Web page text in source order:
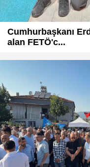
Cumhurbaşkanı
alan FETÖ'c...